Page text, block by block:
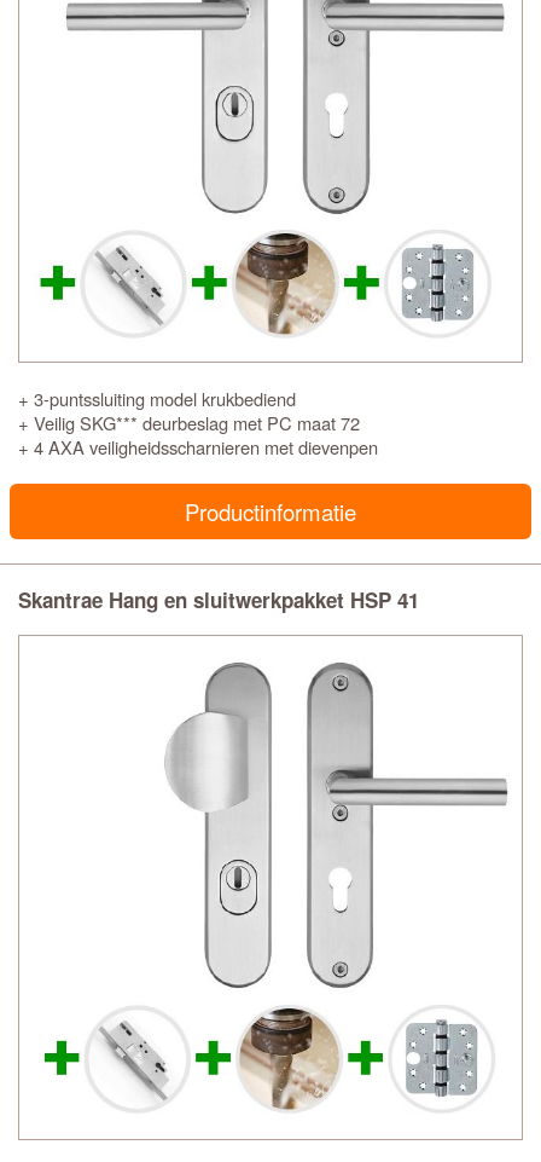
+ 3-puntssluiting model krukbediend
+ Veilig SKG*** deurbeslag met PC maat 72
+ 4 AXA veiligheidsscharnieren met dievenpen
Productinformatie
Skantrae Hang en sluitwerkpakket HSP 41